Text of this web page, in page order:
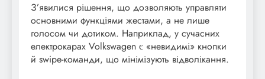
З’явилися рішення, що дозволяють управляти
основними функціями жестами, а не лише
голосом чи дотиком. Наприклад, у сучасних
електрокарах Volkswagen є «невидимі» кнопки
й swipe-команди, що мінімізують відволікання.